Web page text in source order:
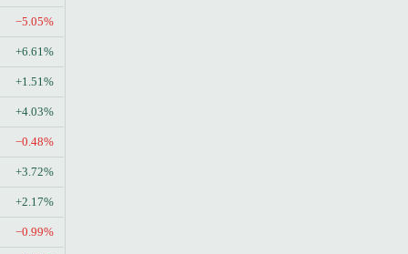
−5.05%
+6.61%
+1.51%
+4.03%
−0.48%
+3.72%
+2.17%
−0.99%